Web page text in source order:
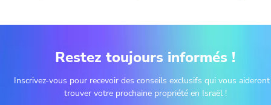
Restez toujours informés !
Inscrivez-vous pour recevoir des conseils exclusifs qui vous
trouver votre prochaine propriété en Israël !